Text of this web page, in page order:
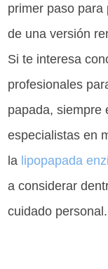
primer paso
de una versión
Si te interesa
profesionales
papada, siempre
especialistas en
la lipopapada
a considerar
cuidado personal.